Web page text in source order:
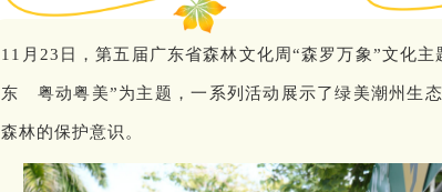
11月23日，第五届广东省森林文化周“森罗万象”文化
东 粤动粤美”为主题，一系列活动展示了绿美潮州生
森林的保护意识。